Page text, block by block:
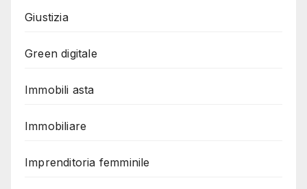
Giustizia
Green digitale
Immobili asta
Immobiliare
Imprenditoria femminile